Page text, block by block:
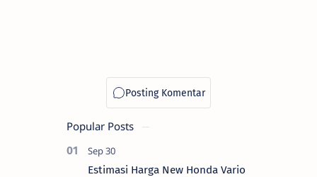
Popular Posts
Estimasi Harga New Honda Vario